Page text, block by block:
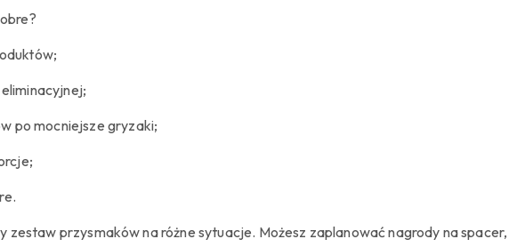
po mocniejsze gryzaki;
przysmaków na różne sytuacje. Możesz zaplanować nagrody na spacer,